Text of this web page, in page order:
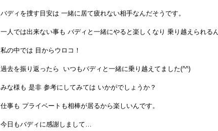
バディを捜す目安は 一緒に居て疲れない相手なんだそうです。
一人では出来ない事も バディと一緒にやると楽しくなり 乗り越えられる
私の中では 目からウロコ！
過去を振り返ったら いつもバディと一緒に乗り越えてました(^^)
みな様も 是非 参考にしてみては いかがでしょうか？
仕事も プライベートも相棒が居るから楽しいんです。
今日もバディに感謝しまして…